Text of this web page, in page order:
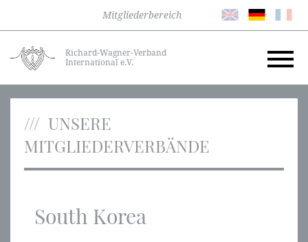
Mitgliederbereich
Richard-Wagner-Verband
International e.V.
UNSERE
MITGLIEDERVERBÄNDE
South Korea